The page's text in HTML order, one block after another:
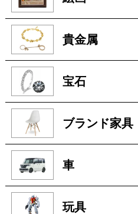
貴金属
宝石
ブランド家具
車
玩具